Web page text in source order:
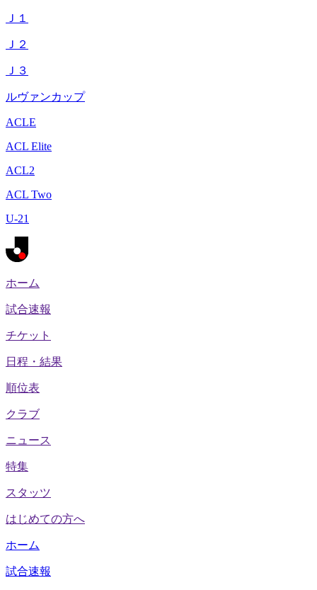
Ｊ１
Ｊ２
Ｊ３
ルヴァンカップ
ACLE
ACL Elite
ACL2
ACL Two
U-21
ホーム
試合速報
チケット
日程・結果
順位表
クラブ
ニュース
特集
スタッツ
はじめての方へ
ホーム
試合速報